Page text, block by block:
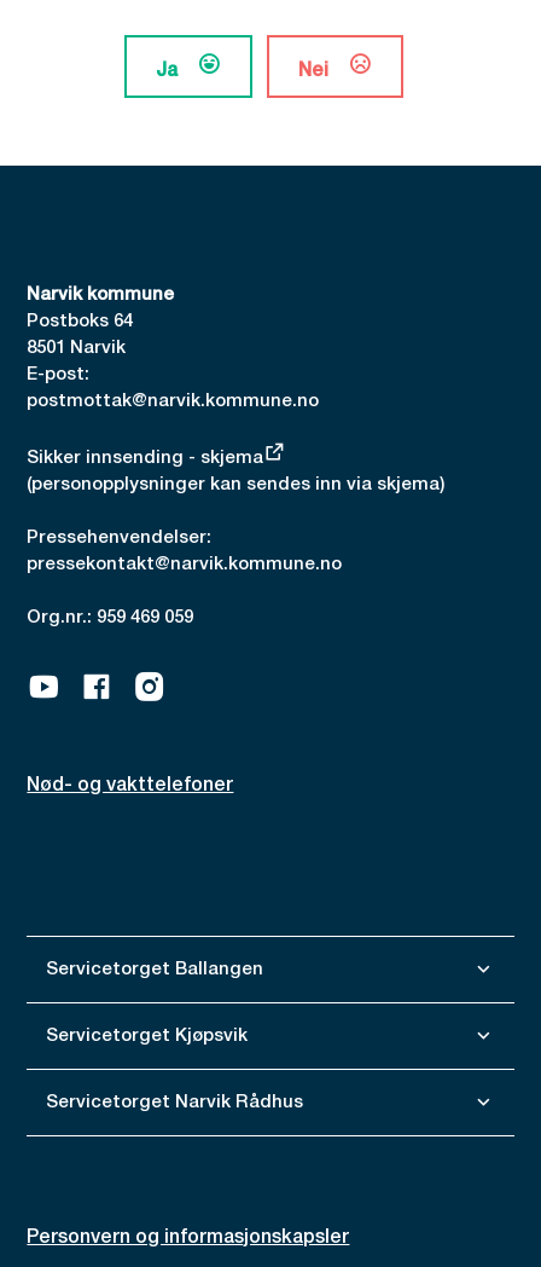
Ja Nei
Narvik kommune
Postboks 64
8501 Narvik
E-post:
postmottak@narvik.kommune.no
Sikker innsending - skjema
(personopplysninger kan sendes inn via skjema)
Pressehenvendelser:
pressekontakt@narvik.kommune.no
Org.nr.: 959 469 059
YoutubeFacebookInstagram
Nød- og vakttelefoner
Servicetorget Ballangen
Servicetorget Kjøpsvik
Servicetorget Narvik Rådhus
Personvern og informasjonskapsler